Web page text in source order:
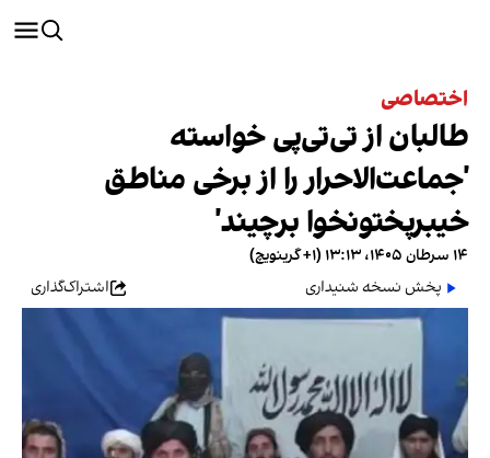
اختصاصی
طالبان از تی‌تی‌پی خواسته
'جماعت‌الاحرار را از برخی مناطق
خیبرپختونخوا برچیند'
۱۴ سرطان ۱۴۰۵، ۱۳:۱۳ (‎+۱ گرینویچ)
پخش نسخه شنیداری
اشتراک‌گذاری